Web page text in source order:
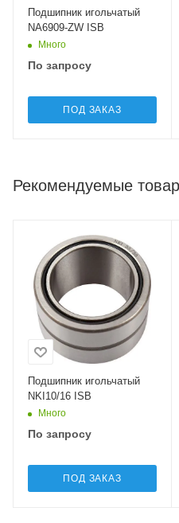
Подшипник игольчатый
NA6909-ZW ISB
Много
По запросу
ПОД ЗАКАЗ
Рекомендуемые
Подшипник игольчатый
NKI10/16 ISB
Много
По запросу
ПОД ЗАКАЗ